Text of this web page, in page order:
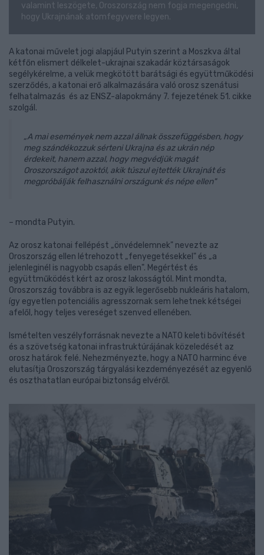
valamint leszögete, Oroszország nem fogja megengedni,
hogy Ukrajnának atomfegyvere legyen.
A katonai művelet jogi alapjául Putyin szerint a Moszkva által
kétfőn elismert délkelet-ukrajnai szakadár köztársaságok
segélykérelme, a velük megkötött barátsági és együttműködési
szerződés, a katonai erő alkalmazására való orosz szenátusi
felhatalmazás és az ENSZ-alapokmány 7. fejezetének 51. cikke
szolgál.
„A mai események nem azzal állnak összefüggésben, hogy
meg szándékozzuk sérteni Ukrajna és az ukrán nép
érdekeit, hanem azzal, hogy megvédjük magát
Oroszországot azoktól, akik túszul ejtették Ukrajnát és
megpróbálják felhasználni országunk és népe ellen"
– mondta Putyin.
Az orosz katonai fellépést „önvédelemnek" nevezte az
Oroszország ellen létrehozott „fenyegetésekkel" és „a
jelenleginél is nagyobb csapás ellen". Megértést és
együttműködést kért az orosz lakosságtól. Mint mondta,
Oroszország továbbra is az egyik legerősebb nukleáris hatalom,
így egyetlen potenciális agresszornak sem lehetnek kétségei
afelől, hogy teljes vereséget szenved ellenében.
Ismételten veszélyforrásnak nevezte a NATO keleti bővítését
és a szövetség katonai infrastruktúrájának közeledését az
orosz határok felé. Nehezményezte, hogy a NATO harminc éve
elutasítja Oroszország tárgyalási kezdeményezését az egyenlő
és oszthatatlan európai biztonság elvéről.